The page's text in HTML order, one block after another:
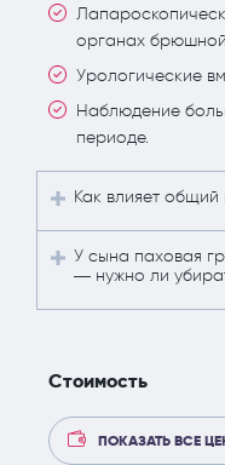
органах
Урологические
Наблюдение
периоде.
Как влияет общий
У сына паховая
— нужно ли
Стоимость
ПОКАЗАТЬ ВСЕ